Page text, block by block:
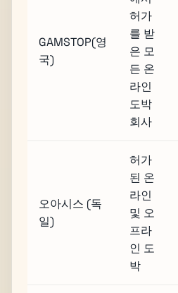
GAMSTOP(영
국)
허가
를 받
은 모
든 온
라인
도박
회사
오아시스 (독
일)
허가
된 온
라인
및 오
프라
인 도
박